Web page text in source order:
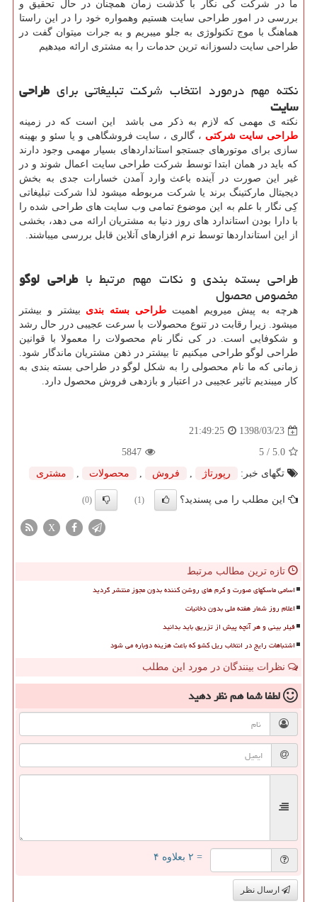
ما در شرکت کی نگار با گذشت زمان همچنان در حال تحقیق و
بررسی در امور طراحی سایت هستیم وهمواره خود را در این راستا
هماهنگ با موج تکنولوژی به جلو میبریم و به جرات میتوان گفت در
طراحی سایت دلسوزانه ترین حدمات را به مشتری ارائه میدهیم
نکته مهم درمورد انتخاب شرکت تبلیغاتی برایطراحی
سایت
نکته ی مهمی که لازم به ذکر می باشد این است که در زمینه
طراحی سایت شرکتی ، گالری ، سایت فروشگاهی و یا سئو و بهینه
سازی برای موتورهای جستجو استانداردهای بسیار مهمی وجود دارند
که باید در همان ابتدا توسط شرکت طراحی سایت اعمال شوند و در
غیر این صورت در آینده باعث وارد آمدن خسارات جدی به بخش
دیجیتال مارکتینگ برند یا شرکت مربوطه میشود لذا شرکت تبلیغاتی
کِی نگار با علم به این موضوع تمامی وب سایت های طراحی شده را
با دارا بودن استاندارد های روز دنیا به مشتریان ارائه می دهد، بخشی
از این استانداردها توسط نرم افزارهای آنلاین قابل بررسی میباشند.
طراحی بسته بندی و نکات مهم مرتبط باطراحی لوگو
مخصوص محصول
هرچه به پیش میرویم اهمیت طراحی بسته بندی بیشتر و بیشتر
میشود. زیرا رقابت در تنوع محصولات با سرعت عجیبی درر حال رشد
و شکوفایی است. در کی نگار نام محصولات را معمولا با قوانین
طراحی لوگو طراحی میکنیم تا بیشتر در ذهن مشتریان ماندگار شود.
زمانی که ما نام محصولی را به شکل لوگو در طراحی بسته بندی به
کار میبندیم تاثیر عجیبی در اعتبار و بازدهی فروش محصول دارد.
1398/03/23
21:49:25
5.0
/ 5
5847
تگهای خبر:
رپورتاژ , فروش , محصولات , مشتری
این مطلب را می پسندید؟ (1)
(0)
X
تازه ترین مطالب مرتبط
اسامی ماسکهای صورت و کرم های روشن کننده بدون مجوز منتشر گردید
اعلام روز شمار هفته ملی بدون دخانیات
فیلر بینی و هر آنچه پیش از تزریق باید بدانید
اشتباهات رایج در انتخاب ریل کشو که باعث هزینه دوباره می شود
نظرات بینندگان در مورد این مطلب
لطفا شما همنظر دهید
= ۲ بعلاوه ۴
ارسال نظر